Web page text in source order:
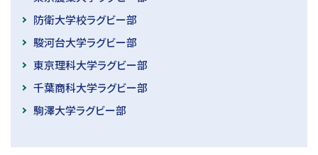
防衛大学校ラグビー部
駿河台大学ラグビー部
東京理科大学ラグビー部
千葉商科大学ラグビー部
駒澤大学ラグビー部